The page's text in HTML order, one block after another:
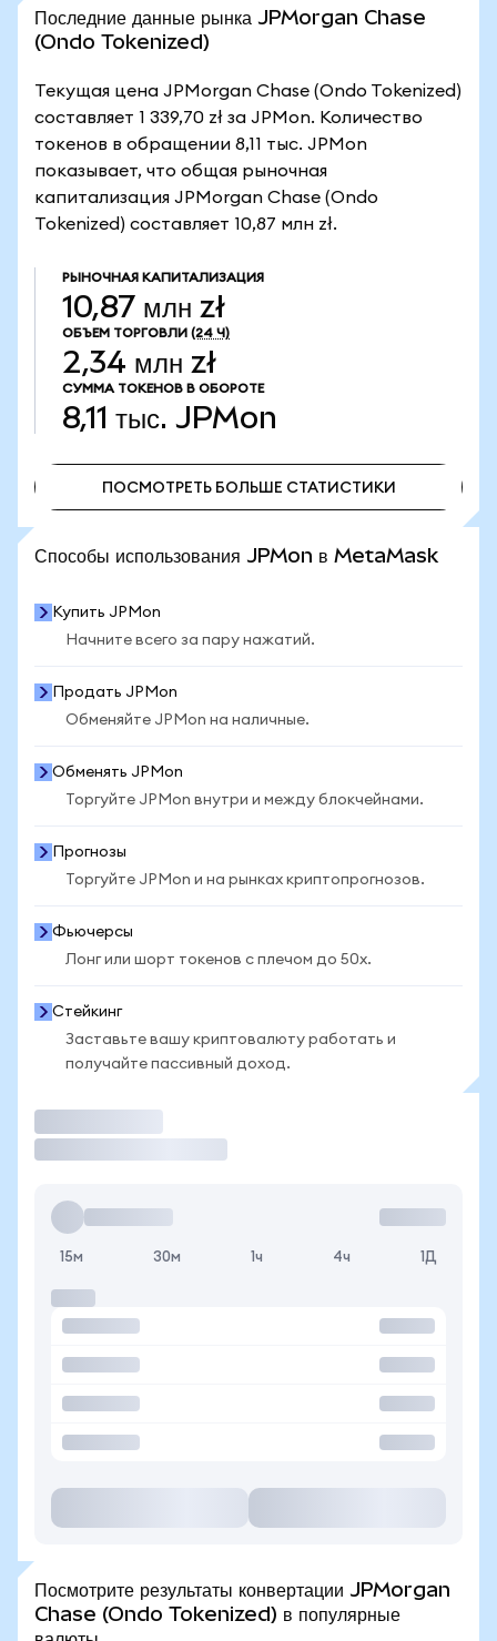
Последние данные рынка JPMorgan Chase
(Ondo Tokenized)
Текущая цена JPMorgan Chase (Ondo Tokenized)
составляет 1 339,70 zł за JPMon. Количество
токенов в обращении 8,11 тыс. JPMon
показывает, что общая рыночная
капитализация JPMorgan Chase (Ondo
Tokenized) составляет 10,87 млн zł.
РЫНОЧНАЯ КАПИТАЛИЗАЦИЯ
10,87 млн zł
ОБЪЕМ ТОРГОВЛИ (24 Ч)
2,34 млн zł
СУММА ТОКЕНОВ В ОБОРОТЕ
8,11 тыс. JPMon
ПОСМОТРЕТЬ БОЛЬШЕ СТАТИСТИКИ
Способы использования JPMon в MetaMask
Купить JPMon
Начните всего за пару нажатий.
Продать JPMon
Обменяйте JPMon на наличные.
Обменять JPMon
Торгуйте JPMon внутри и между блокчейнами.
Прогнозы
Торгуйте JPMon и на рынках криптопрогнозов.
Фьючерсы
Лонг или шорт токенов с плечом до 50x.
Стейкинг
Заставьте вашу криптовалюту работать и
получайте пассивный доход.
15м 30м 1ч 4ч 1Д
Посмотрите результаты конвертации JPMorgan
Chase (Ondo Tokenized) в популярные